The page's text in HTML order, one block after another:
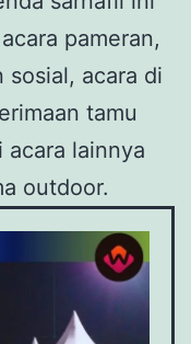
pameran,
sosial, acara di
tamu
acara lainnya
outdoor.